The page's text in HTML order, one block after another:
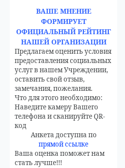
ВАШЕ МНЕНИЕ
ФОРМИРУЕТ
ОФИЦИАЛЬНЫЙ РЕЙТИНГ
НАШЕЙ ОРГАНИЗАЦИИ
Предлагаем оценить условия
предоставления социальных
услуг в нашем Учреждении,
оставить свой отзыв,
замечания, пожелания.
Что для этого необходимо:
Наведите камеру Вашего
телефона и сканируйте QR-
код
Анкета доступна по
прямой ссылке
Ваша оценка поможет нам
стать лучше!!!